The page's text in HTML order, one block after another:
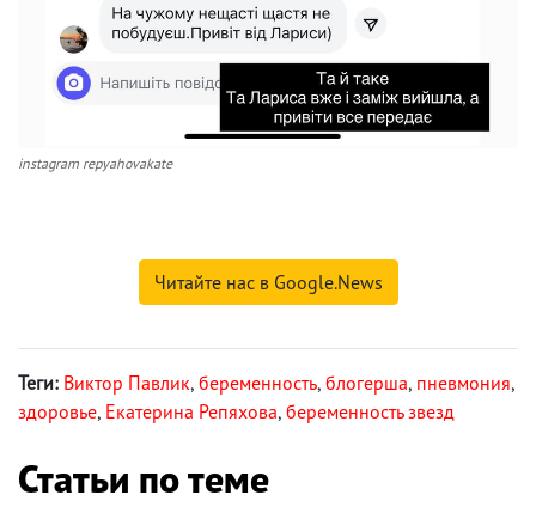
instagram repyahovakate
Читайте нас в Google.News
Теги: Виктор Павлик, беременность, блогерша, пневмония,
здоровье, Екатерина Репяхова, беременность звезд
Статьи по теме